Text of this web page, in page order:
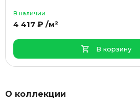
О коллекции
В наличии
4 417 ₽ /м²
В корзину